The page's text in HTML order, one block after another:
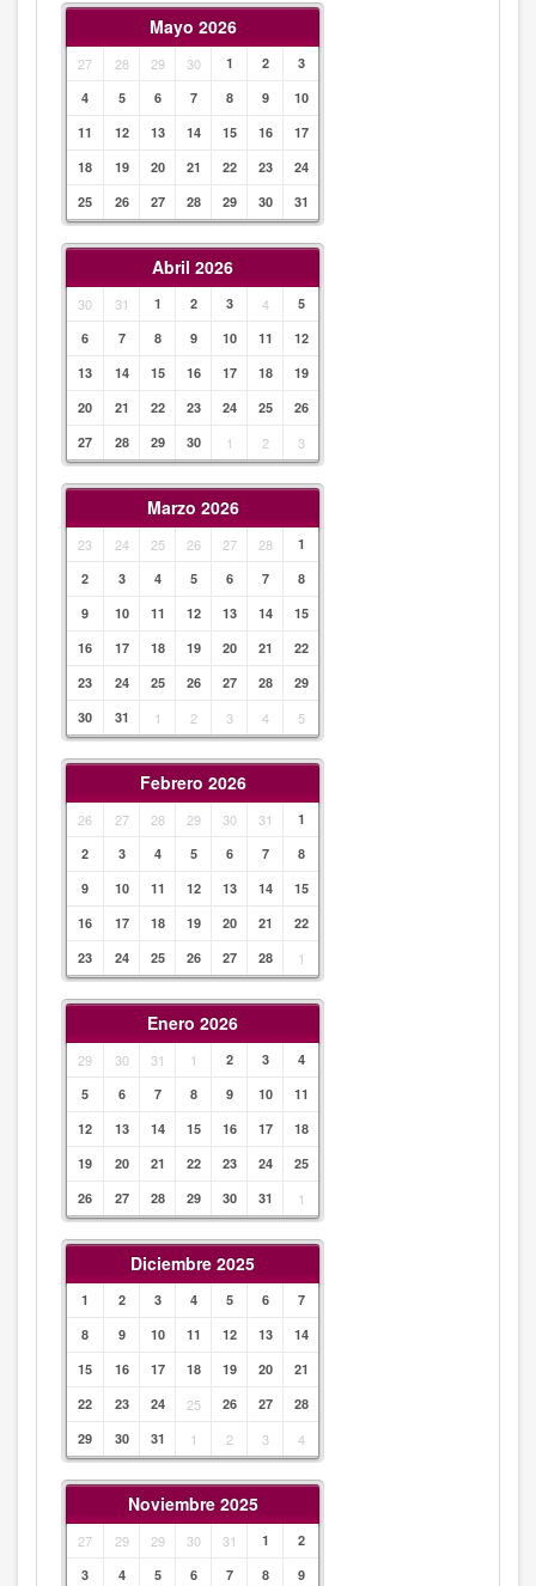
Mayo 2026
27 28 29 30 1 2
3
4
5 6 7 8 9
10
11
12 13 14 15 16
17
18
19 20 21 22 23
24
25
26 27 28 29 30 31
Abril 2026
30 31 1 2 3 4
5
6
7 8 9 10 11
12
13
14 15 16 17 18
19
20
21 22 23 24 25
26
27
28 29 30 1 2 3
Marzo 2026
23 24 25 26 27 28
1
2
3 4 5 6 7
8
9
10 11 12 13 14
15
16
17 18 19 20 21
22
23
24 25 26 27 28
29
30
31 1 2 3 4 5
Febrero 2026
26 27 28 29 30 31
1
2
3 4 5 6 7
8
9
10 11 12 13 14
15
16
17 18 19 20 21
22
23
24 25 26 27 28 1
Enero 2026
29 30 31 1 2 3
4
5
6 7 8 9 10
11
12
13 14 15 16 17
18
19
20 21 22 23 24
25
26
27 28 29 30 31 1
Diciembre 2025
1 2 3 4 5 6
7
8
9 10 11 12 13
14
15
16 17 18 19 20
21
22
23 24 25 26 27
28
29
30 31 1 2 3 4
Noviembre 2025
27 29 29 30 31 1
2
3
4 5 6 7 8
9